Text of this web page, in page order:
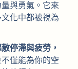
與勇氣。它來
化中都被視為
停滯與疲勞，
僅能為你的空